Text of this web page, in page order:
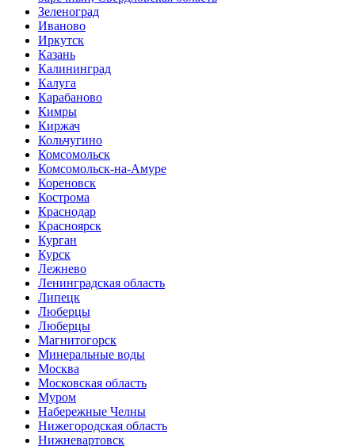
Зеленоград
Иваново
Иркутск
Казань
Калининград
Калуга
Карабаново
Кимры
Киржач
Кольчугино
Комсомольск
Комсомольск-на-Амуре
Кореновск
Кострома
Краснодар
Красноярск
Курган
Курск
Лежнево
Ленинградская область
Липецк
Люберцы
Люберцы
Магнитогорск
Минеральные воды
Москва
Московская область
Муром
Набережные Челны
Нижегородская область
Нижневартовск